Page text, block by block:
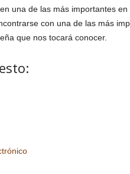
una de las más importantes
con una de las más
que nos tocará conocer.